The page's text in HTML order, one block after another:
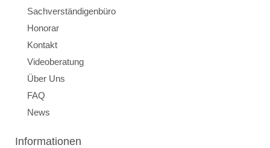
Sachverständigenbüro
Honorar
Kontakt
Videoberatung
Über Uns
FAQ
News
Informationen